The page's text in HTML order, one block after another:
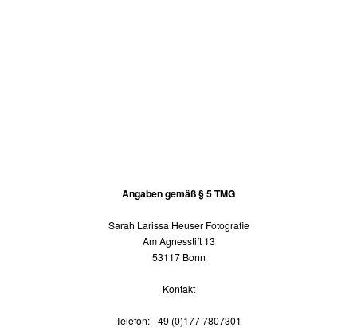
Angaben gemäß § 5 TMG
Sarah Larissa Heuser Fotografie
Am Agnesstift 13
53117 Bonn
Kontakt
Telefon: +49 (0)177 7807301